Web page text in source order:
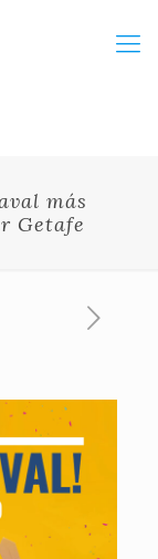
más
Getafe